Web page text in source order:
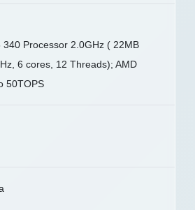
Processor 2.0GHz ( 22MB
6 cores, 12 Threads); AMD
50TOPS